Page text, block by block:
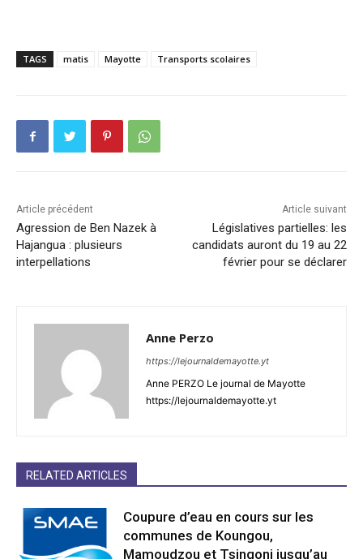
TAGS matis Mayotte Transports scolaires
Article précédent
Agression de Ben Nazek à
Hajangua : plusieurs
interpellations
Article suivant
Législatives partielles: les
candidats auront du 19 au 22
février pour se déclarer
Anne Perzo
https://lejournaldemayotte.yt
Anne PERZO Le journal de Mayotte
https://lejournaldemayotte.yt
RELATED ARTICLES
Coupure d’eau en cours sur les
communes de Koungou,
Mamoudzou et Tsingoni jusqu’au